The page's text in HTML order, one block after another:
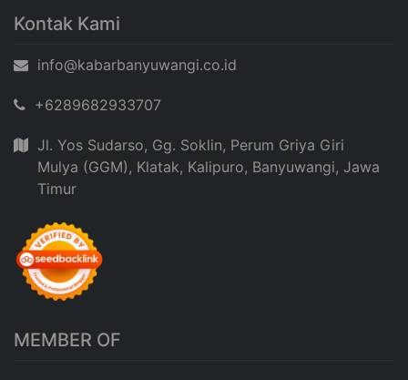
Kontak Kami
info@kabarbanyuwangi.co.id
+6289682933707
Jl. Yos Sudarso, Gg. Soklin, Perum Griya Giri
Mulya (GGM), Klatak, Kalipuro, Banyuwangi, Jawa
Timur
MEMBER OF